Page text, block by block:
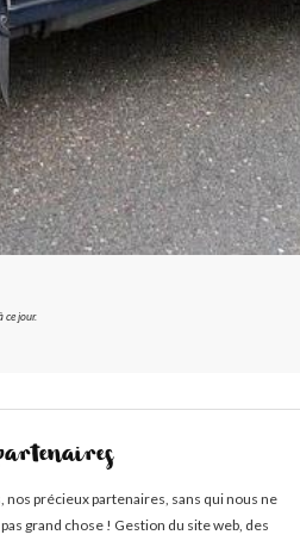
ce jour.
nos précieux partenaires, sans qui nous ne
grand chose ! Gestion du site web, des